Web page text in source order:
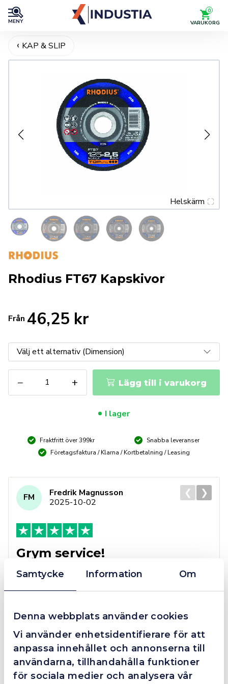
Samtycke Information Om
Denna webbplats använder cookies
Vi använder enhetsidentifierare för att
anpassa innehållet och annonserna till
användarna, tillhandahålla funktioner
för sociala medier och analysera vår
MENY
0
VARUKORG
KAP & SLIP
Helskärm
Rhodius FT67 Kapskivor
Från 46,25 kr
−
FT67
Kapskivor
+ Lägg till i varukorg
I lager
Fraktfritt över 399kr
Snabba leveranser
Företagsfaktura / Klarna / Kortbetalning / Leasing
4.4 10 Reviews
FM
Fredrik Magnusson
2025-10-02
Grym service!
Dom här grabbarna är definitionen av serviceminded.
Trots en billigare order, som det blev lite strul med,
så agerade dom blixtsnabbt och löste det långt över
en extra guldstjärna.
❮ ❯